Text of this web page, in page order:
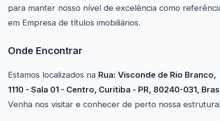
para manter nosso nível de excelência como
em Empresa de títulos imobiliários.
Onde Encontrar
Estamos localizados na Rua: Visconde de Rio Branco,
1110 - Sala 01 - Centro, Curitiba - PR, 80240-031,
Venha nos visitar e conhecer de perto nossa